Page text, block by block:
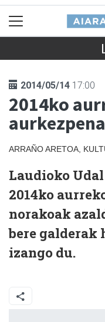
2014/05/14 17:00
2014ko
aurkezpena
ARRAÑO ARETOA,
Laudioko
2014ko
norakoak
bere galderak
izango du.